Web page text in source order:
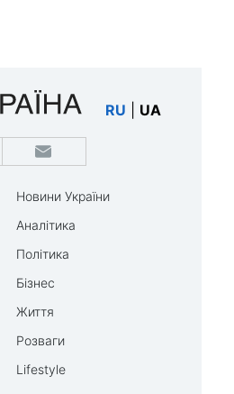
RU UA
Новини України
Аналітика
Політика
Бізнес
Життя
Розваги
Lifestyle